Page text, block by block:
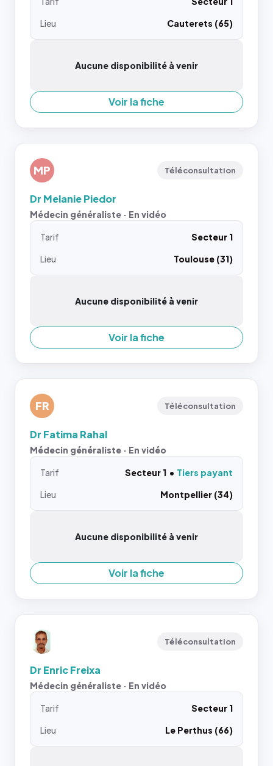
Lieu
Cauterets (65)
Aucune disponibilité à venir
Voir la fiche
MP Téléconsultation
Dr Melanie Piedor
Médecin généraliste · En vidéo
Tarif
Secteur 1
Lieu
Toulouse (31)
Aucune disponibilité à venir
Voir la fiche
FR Téléconsultation
Dr Fatima Rahal
Médecin généraliste · En vidéo
Tarif Secteur 1
Tiers payant
Lieu
Montpellier (34)
Aucune disponibilité à venir
Voir la fiche
Téléconsultation
Dr Enric Freixa
Médecin généraliste · En vidéo
Tarif
Secteur 1
Lieu
Le Perthus (66)